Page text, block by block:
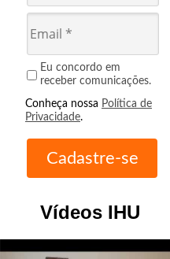
Eu concordo em
receber comunicações.
Conheça nossa Política de
Privacidade.
Vídeos IHU